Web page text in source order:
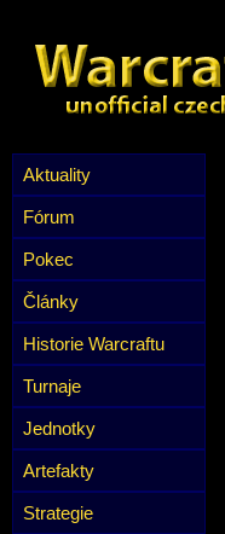
Aktuality
Fórum
Pokec
Články
Historie Warcraftu
Turnaje
Jednotky
Artefakty
Strategie